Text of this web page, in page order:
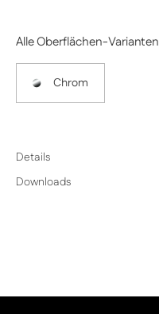
Alle Oberflächen-Varianten
Chrom
Details
Downloads